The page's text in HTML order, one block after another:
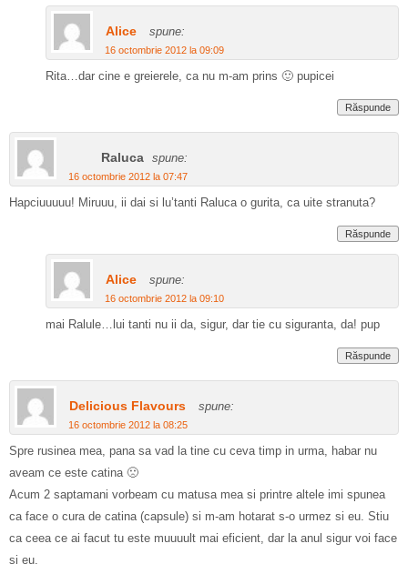
Alice spune:
16 octombrie 2012 la 09:09
Rita…dar cine e greierele, ca nu m-am prins 🙂 pupicei
Răspunde
Raluca spune:
16 octombrie 2012 la 07:47
Hapciuuuuu! Miruuu, ii dai si lu’tanti Raluca o gurita, ca uite stranuta?
Răspunde
Alice spune:
16 octombrie 2012 la 09:10
mai Ralule…lui tanti nu ii da, sigur, dar tie cu siguranta, da! pup
Răspunde
Delicious Flavours spune:
16 octombrie 2012 la 08:25
Spre rusinea mea, pana sa vad la tine cu ceva timp in urma, habar nu
aveam ce este catina 🙁
Acum 2 saptamani vorbeam cu matusa mea si printre altele imi spunea
ca face o cura de catina (capsule) si m-am hotarat s-o urmez si eu. Stiu
ca ceea ce ai facut tu este muuuult mai eficient, dar la anul sigur voi face
si eu.